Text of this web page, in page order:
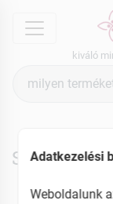
menu
kiváló
keresés
StarAdatkezelési
Weboldalunk